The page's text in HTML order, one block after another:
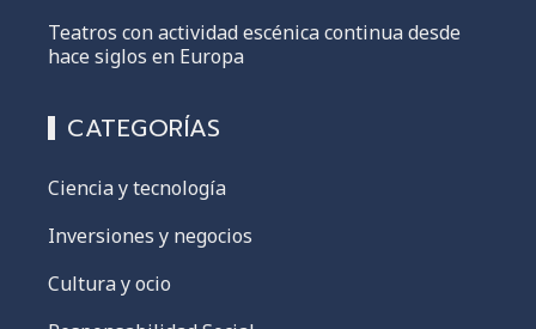
Teatros con actividad escénica continua desde
hace siglos en Europa
CATEGORÍAS
Ciencia y tecnología
Inversiones y negocios
Cultura y ocio